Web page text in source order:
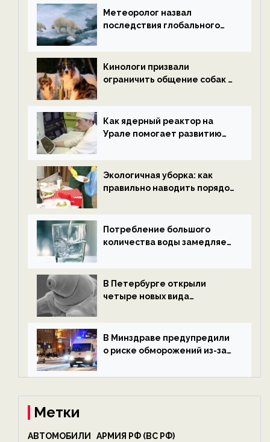
Метеоролог назвал
последствия глобального
ECOportal
Кинологи призвали
ограничить общение собак с
ECOportal
Как ядерный реактор на
Урале помогает развитию
ECOportal
Экологичная уборка: как
правильно наводить порядок
Потребление большого
количества воды замедляет
В Петербурге открыли
четыре новых вида
экологии на ECOportal
В Минздраве предупредили
о риске обморожений из-за
на ECOportal
Метки
АВТОМОБИЛИ АРМИЯ РФ (ВС РФ)